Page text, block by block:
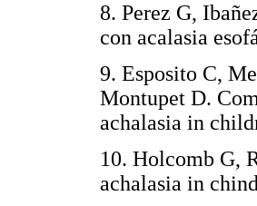
8. Perez G,
con acalasia
9. Esposito C,
Montupet D.
achalasia in
10. Holcomb G,
achalasia in